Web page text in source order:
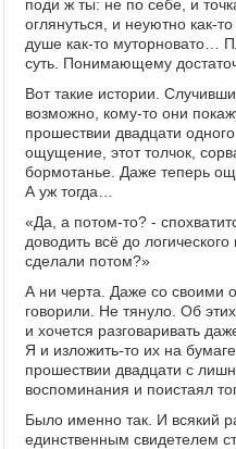
поди ж ты: не по себе, и
оглянуться, и неуютно как-
душе как-то муторновато…
суть. Понимающему
Вот такие истории.
возможно, кому-то они
прошествии двадцати
ощущение, этот толчок,
бормотанье. Даже теперь
А уж тогда…
«Да, а потом-то? -
доводить всё до
сделали потом?»
А ни черта. Даже со своими
говорили. Не тянуло. Об
и хочется разговаривать
Я и изложить-то их на
прошествии двадцати с
воспоминания и поистаял
Было именно так. И всякий
единственным свидетелем